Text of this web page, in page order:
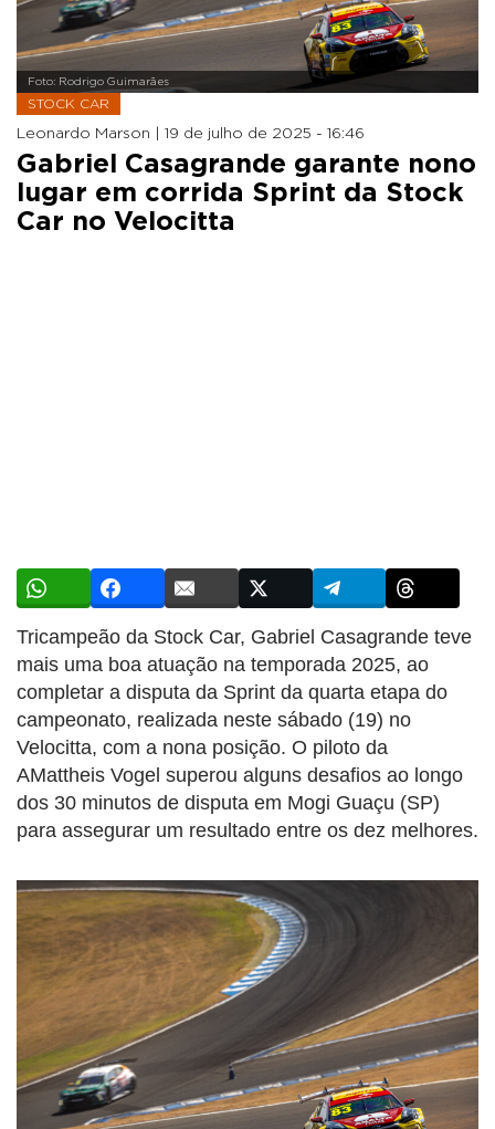
Foto: Rodrigo Guimarães
STOCK CAR
Leonardo Marson | 19 de julho de 2025 - 16:46
Gabriel Casagrande garante nono
lugar em corrida Sprint da Stock
Car no Velocitta
Tricampeão da Stock Car, Gabriel Casagrande teve
mais uma boa atuação na temporada 2025, ao
completar a disputa da Sprint da quarta etapa do
campeonato, realizada neste sábado (19) no
Velocitta, com a nona posição. O piloto da
AMattheis Vogel superou alguns desafios ao longo
dos 30 minutos de disputa em Mogi Guaçu (SP)
para assegurar um resultado entre os dez melhores.